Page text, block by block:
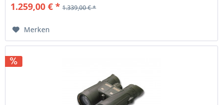
1.259,00 € * 1.339,00 € *
Merken